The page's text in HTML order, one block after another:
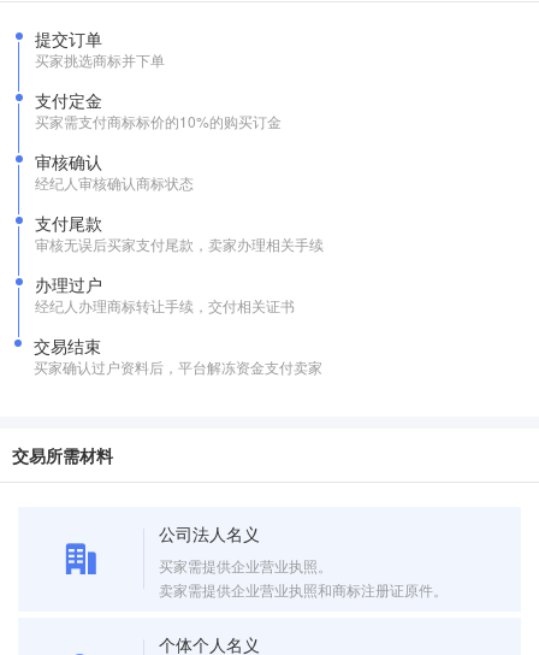
提交订单
买家挑选商标并下单
支付定金
买家需支付商标标价的10%的购买订金
审核确认
经纪人审核确认商标状态
支付尾款
审核无误后买家支付尾款，卖家办理相关手续
办理过户
经纪人办理商标转让手续，交付相关证书
交易结束
买家确认过户资料后，平台解冻资金支付卖家
交易所需材料
公司法人名义
买家需提供企业营业执照。
卖家需提供企业营业执照和商标注册证原件。
个体个人名义